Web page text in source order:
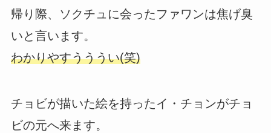
帰り際、ソクチュに会ったファワンは焦げ臭
いと言います。
わかりやすうううい(笑)
チョビが描いた絵を持ったイ・チョンがチョ
ビの元へ来ます。